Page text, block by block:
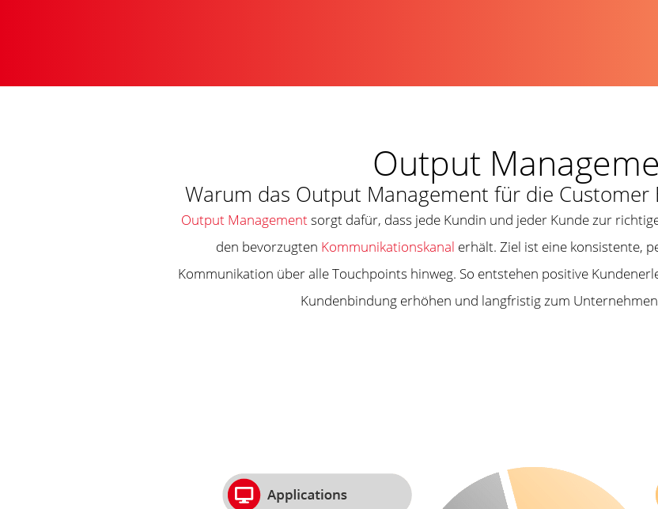
Output
Warum das Output Management für die Customer
Output Managementsorgt dafür, dass jede Kundin und jeder Kunde zur
den bevorzugten Kommunikationskanal erhält. Ziel ist eine konsistente,
Kommunikation über alle Touchpoints hinweg. So entstehen positive
Kundenbindung erhöhen und langfristig zum